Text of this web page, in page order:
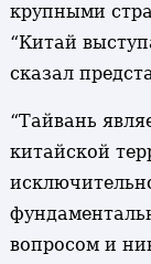
крупными
“Китай
сказал
“Тайвань
китайской
вопросом и